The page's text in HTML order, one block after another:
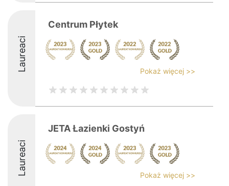
Laureaci
Centrum Płytek
Pokaż więcej >>
Laureaci
JETA Łazienki Gostyń
Pokaż więcej >>